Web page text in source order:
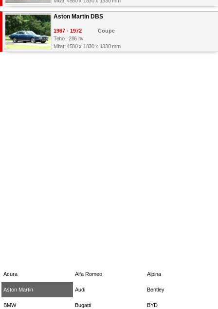
Aston Martin DBS
1967 - 1972
Coupe
Teho : 286 hv
Mitat: 4580 x 1830 x 1330 mm
Acura Alfa Romeo Alpina
Aston Martin Audi Bentley
BMW Bugatti BYD